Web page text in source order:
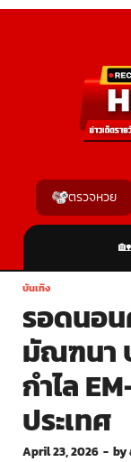
ตรวจหวย
🏡
บันเทิง
รอดนอน
มัณฑนา
กำไล
ประเทศ
April 23, 2026 - by